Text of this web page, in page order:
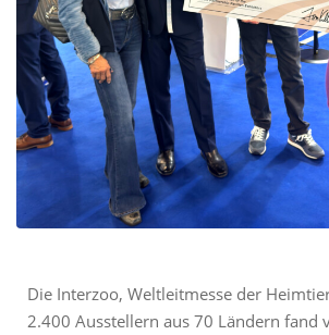
Die Interzoo, Weltleitmesse der
2.400 Ausstellern aus 70 Ländern fand